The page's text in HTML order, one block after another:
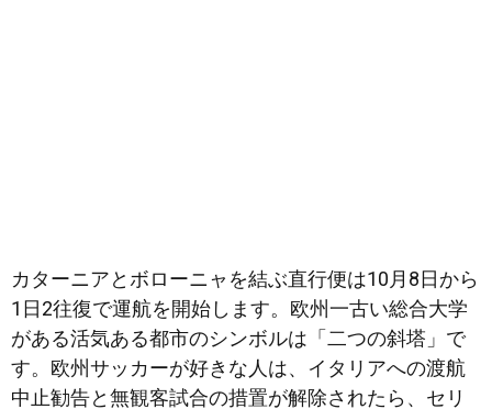
カターニアとボローニャを結ぶ直行便は10月8日から
1日2往復で運航を開始します。欧州一古い総合大学
がある活気ある都市のシンボルは「二つの斜塔」で
す。欧州サッカーが好きな人は、イタリアへの渡航
中止勧告と無観客試合の措置が解除されたら、セリ